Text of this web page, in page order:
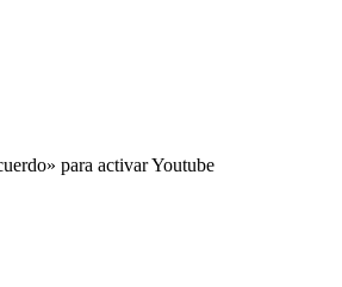
para activar Youtube